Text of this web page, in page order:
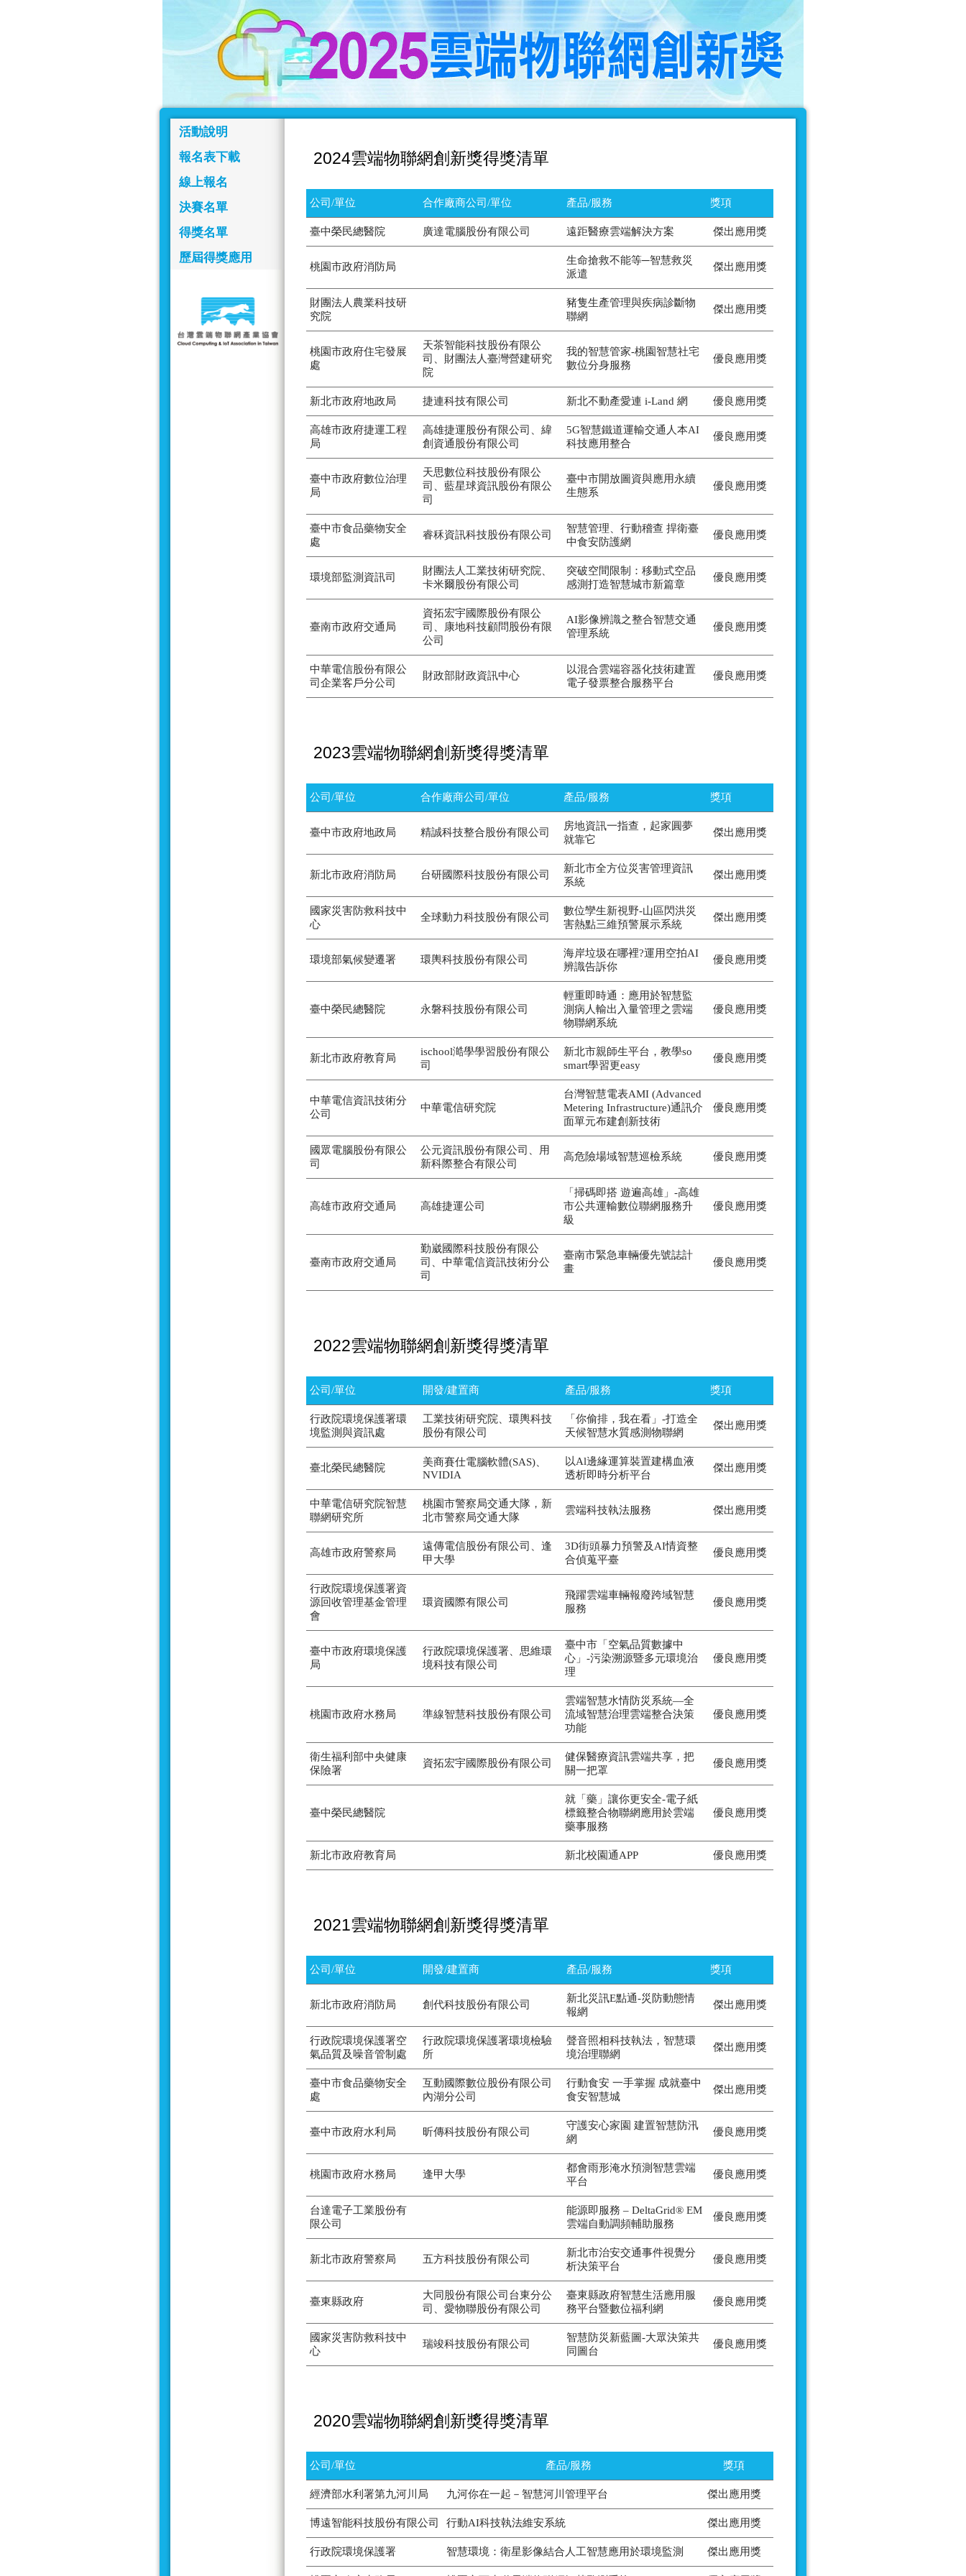
活動說明
報名表下載
線上報名
決賽名單
得獎名單
歷屆得獎應用
2024雲端物聯網創新獎得獎清單
公司/單位 合作廠商公司/單位 產品/服務 獎項
臺中榮民總醫院 廣達電腦股份有限公司 遠距醫療雲端解決方案 傑出應用獎
桃園市政府消防局
生命搶救不能等─智慧救災
派遣
傑出應用獎
財團法人農業科技研
究院
豬隻生產管理與疾病診斷物
聯網
傑出應用獎
桃園市政府住宅發展
處
天茶智能科技股份有限公
司、財團法人臺灣營建研究
院
我的智慧管家-桃園智慧社宅
數位分身服務
優良應用獎
新北市政府地政局 捷連科技有限公司 新北不動產愛連 i-Land 網 優良應用獎
高雄市政府捷運工程
局
高雄捷運股份有限公司、緯
創資通股份有限公司
5G智慧鐵道運輸交通人本AI
科技應用整合
優良應用獎
臺中市政府數位治理
局
天思數位科技股份有限公
司、藍星球資訊股份有限公
司
臺中市開放圖資與應用永續
生態系
優良應用獎
臺中市食品藥物安全
處
睿秝資訊科技股份有限公司
智慧管理、行動稽查 捍衛臺
中食安防護網
優良應用獎
環境部監測資訊司
財團法人工業技術研究院、
卡米爾股份有限公司
突破空間限制：移動式空品
感測打造智慧城市新篇章
優良應用獎
臺南市政府交通局
資拓宏宇國際股份有限公
司、康地科技顧問股份有限
公司
AI影像辨識之整合智慧交通
管理系統
優良應用獎
中華電信股份有限公
司企業客戶分公司
財政部財政資訊中心
以混合雲端容器化技術建置
電子發票整合服務平台
優良應用獎
2023雲端物聯網創新獎得獎清單
公司/單位 合作廠商公司/單位 產品/服務 獎項
臺中市政府地政局 精誠科技整合股份有限公司
房地資訊一指查，起家圓夢
就靠它
傑出應用獎
新北市政府消防局 台研國際科技股份有限公司
新北市全方位災害管理資訊
系統
傑出應用獎
國家災害防救科技中
心
全球動力科技股份有限公司
數位孿生新視野-山區閃洪災
害熱點三維預警展示系統
傑出應用獎
環境部氣候變遷署 環輿科技股份有限公司
海岸垃圾在哪裡?運用空拍AI
辨識告訴你
優良應用獎
臺中榮民總醫院 永磐科技股份有限公司
輕重即時通：應用於智慧監
測病人輸出入量管理之雲端
物聯網系統
優良應用獎
新北市政府教育局
ischool澔學學習股份有限公
司
新北市親師生平台，教學so
smart學習更easy
優良應用獎
中華電信資訊技術分
公司
中華電信研究院
台灣智慧電表AMI (Advanced
Metering Infrastructure)通訊介
面單元布建創新技術
優良應用獎
國眾電腦股份有限公
司
公元資訊股份有限公司、用
新科際整合有限公司
高危險場域智慧巡檢系統 優良應用獎
高雄市政府交通局 高雄捷運公司
「掃碼即搭 遊遍高雄」-高雄
市公共運輸數位聯網服務升
級
優良應用獎
臺南市政府交通局
勤崴國際科技股份有限公
司、中華電信資訊技術分公
司
臺南市緊急車輛優先號誌計
畫
優良應用獎
2022雲端物聯網創新獎得獎清單
公司/單位 開發/建置商 產品/服務 獎項
行政院環境保護署環
境監測與資訊處
工業技術研究院、環輿科技
股份有限公司
「你偷排，我在看」-打造全
天候智慧水質感測物聯網
傑出應用獎
臺北榮民總醫院
美商賽仕電腦軟體(SAS)、
NVIDIA
以Al邊緣運算裝置建構血液
透析即時分析平台
傑出應用獎
中華電信研究院智慧
聯網研究所
桃園市警察局交通大隊，新
北市警察局交通大隊
雲端科技執法服務 傑出應用獎
高雄市政府警察局
遠傳電信股份有限公司、逢
甲大學
3D街頭暴力預警及AI情資整
合偵蒐平臺
優良應用獎
行政院環境保護署資
源回收管理基金管理
會
環資國際有限公司
飛躍雲端車輛報廢跨域智慧
服務
優良應用獎
臺中市政府環境保護
局
行政院環境保護署、思維環
境科技有限公司
臺中市「空氣品質數據中
心」-污染溯源暨多元環境治
理
優良應用獎
桃園市政府水務局 準線智慧科技股份有限公司
雲端智慧水情防災系統—全
流域智慧治理雲端整合決策
功能
優良應用獎
衛生福利部中央健康
保險署
資拓宏宇國際股份有限公司
健保醫療資訊雲端共享，把
關一把罩
優良應用獎
臺中榮民總醫院
就「藥」讓你更安全-電子紙
標籤整合物聯網應用於雲端
藥事服務
優良應用獎
新北市政府教育局 新北校園通APP 優良應用獎
2021雲端物聯網創新獎得獎清單
公司/單位 開發/建置商 產品/服務 獎項
新北市政府消防局 創代科技股份有限公司
新北災訊E點通-災防動態情
報網
傑出應用獎
行政院環境保護署空
氣品質及噪音管制處
行政院環境保護署環境檢驗
所
聲音照相科技執法，智慧環
境治理聯網
傑出應用獎
臺中市食品藥物安全
處
互動國際數位股份有限公司
內湖分公司
行動食安 一手掌握 成就臺中
食安智慧城
傑出應用獎
臺中市政府水利局 昕傳科技股份有限公司
守護安心家園 建置智慧防汛
網
優良應用獎
桃園市政府水務局 逢甲大學
都會雨形淹水預測智慧雲端
平台
優良應用獎
台達電子工業股份有
限公司
能源即服務 – DeltaGrid® EM
雲端自動調頻輔助服務
優良應用獎
新北市政府警察局 五方科技股份有限公司
新北市治安交通事件視覺分
析決策平台
優良應用獎
臺東縣政府
大同股份有限公司台東分公
司、愛物聯股份有限公司
臺東縣政府智慧生活應用服
務平台暨數位福利網
優良應用獎
國家災害防救科技中
心
瑞竣科技股份有限公司
智慧防災新藍圖-大眾決策共
同圖台
優良應用獎
2020雲端物聯網創新獎得獎清單
公司/單位 產品/服務 獎項
經濟部水利署第九河川局 九河你在一起－智慧河川管理平台 傑出應用獎
博遠智能科技股份有限公司 行動AI科技執法維安系統 傑出應用獎
行政院環境保護署 智慧環境：衛星影像結合人工智慧應用於環境監測 傑出應用獎